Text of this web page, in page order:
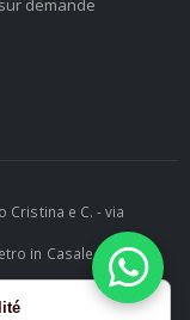
demande
Cristina e C. - via
in Casale (BO) -
mail: